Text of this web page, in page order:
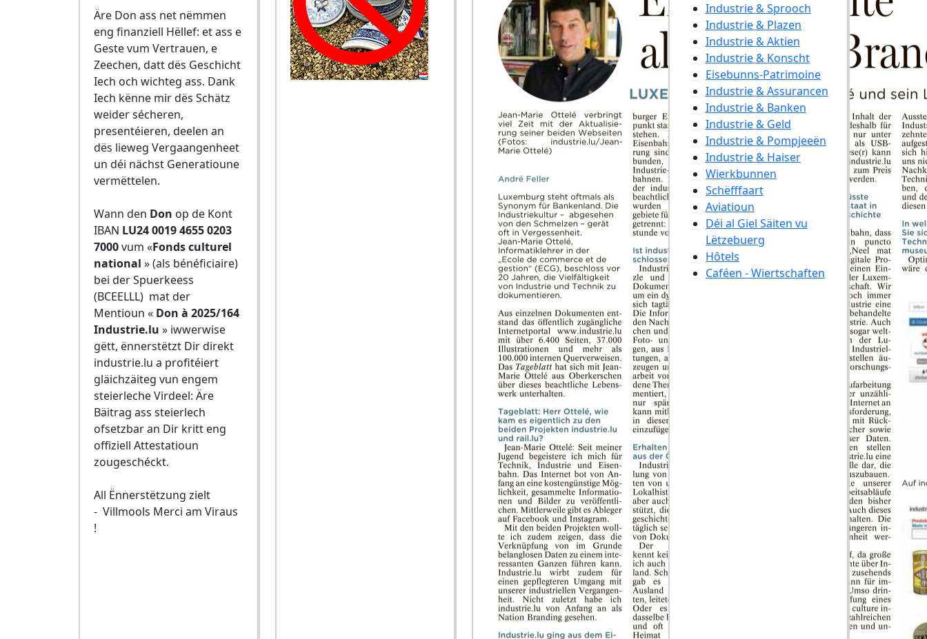
Äre Don ass net nëmmen
eng finanziell Hëllef: et ass e
Geste vum Vertrauen, e
Zeechen, datt dës Geschicht
Iech och wichteg ass. Dank
Iech kënne mir dës Schätz
weider sécheren,
presentéieren, deelen an
dës lieweg Vergaangenheet
un déi nächst Generatioune
vermëttelen.
Wann den Don op de Kont
IBAN LU24 0019 4655 0203
7000vum «Fonds culturel
national » (als bénéficiaire)
bei der Spuerkeess
(BCEELLL) mat der
Mentioun « Don à 2025/164
Industrie.lu » iwwerwise
gëtt, ënnerstëtzt Dir direkt
industrie.lu a profitéiert
gläichzäiteg vun engem
steierleche Virdeel: Äre
Bäitrag ass steierlech
ofsetzbar an Dir kritt eng
offiziell Attestatioun
zougeschéckt.
All Ënnerstëtzung zielt
- Villmools Merci am Viraus
!
Industrie & Sprooch
Industrie & Plazen
Industrie & Aktien
Industrie & Konscht
Eisebunns-Patrimoine
Industrie & Assurancen
Industrie & Banken
Industrie & Geld
Industrie & Pompjeeën
Industrie & Haiser
Wierkbunnen
Schëfffaart
Aviatioun
Déi al Giel Säiten vu
Lëtzebuerg
Hôtels
Caféen - Wiertschaften